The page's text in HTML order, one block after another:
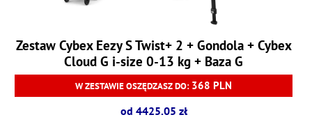
Zestaw Cybex Eezy S Twist+ 2 + Gondola + Cybex
Cloud G i-size 0-13 kg + Baza G
W ZESTAWIE OSZĘDZASZ DO: 368 PLN
od 4425.05 zł